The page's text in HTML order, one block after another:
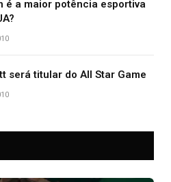
é a maior potência esportiva
será titular do All Star Game